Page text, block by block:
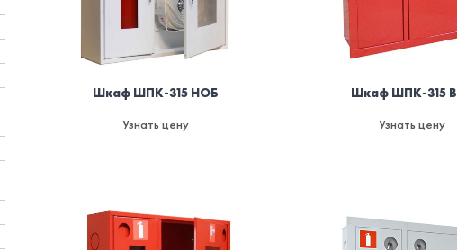
Шкаф ШПК-315 НОБ
Узнать цену
Шкаф ШПК-315
Узнать цену